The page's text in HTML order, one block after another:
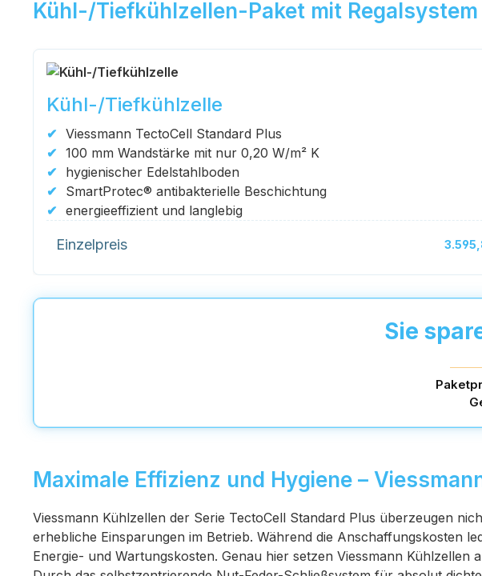
Kühl-/Tiefkühlzellen-Paket mit Regalsystem
Kühl-/Tiefkühlzelle
Viessmann TectoCell Standard Plus
100 mm Wandstärke mit nur 0,20 W/m² K
hygienischer Edelstahlboden
SmartProtec® antibakterielle Beschichtung
energieeffizient und langlebig
Einzelpreis
Sie
Maximale Effizienz und Hygiene –
Viessmann Kühlzellen der Serie TectoCell Standard Plus überzeugen
erhebliche Einsparungen im Betrieb. Während die Anschaffungskosten
Energie- und Wartungskosten. Genau hier setzen Viessmann Kühlzellen